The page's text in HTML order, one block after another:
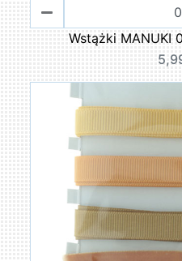
Wstążki MANUKI